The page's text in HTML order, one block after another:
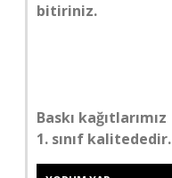
bitiriniz.
Baskı kağıtlarımız
1. sınıf kalitededir.